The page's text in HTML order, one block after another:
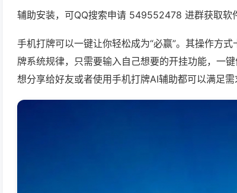
辅助安装，可QQ搜索申请 549552478 进群获取软
手机打牌可以一键让你轻松成为“必赢”。其操作方
牌系统规律，只需要输入自己想要的开挂功能，一
想分享给好友或者使用手机打牌AI辅助都可以满足需